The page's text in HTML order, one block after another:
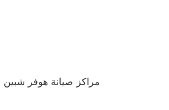
مراكز صيانة هوفر